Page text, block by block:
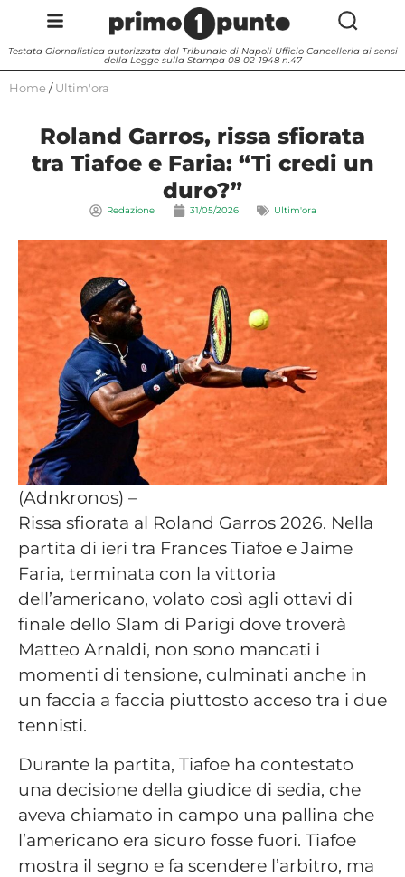
Testata Giornalistica autorizzata dal Tribunale di Napoli Ufficio Cancelleria ai sensi
della Legge sulla Stampa 08-02-1948 n.47
Home / Ultim'ora
Roland Garros, rissa sfiorata
tra Tiafoe e Faria: “Ti credi un
duro?”
Redazione 31/05/2026 Ultim'ora
(Adnkronos) –
Rissa sfiorata al Roland Garros 2026. Nella
partita di ieri tra Frances Tiafoe e Jaime
Faria, terminata con la vittoria
dell’americano, volato così agli ottavi di
finale dello Slam di Parigi dove troverà
Matteo Arnaldi, non sono mancati i
momenti di tensione, culminati anche in
un faccia a faccia piuttosto acceso tra i due
tennisti.
Durante la partita, Tiafoe ha contestato
una decisione della giudice di sedia, che
aveva chiamato in campo una pallina che
l’americano era sicuro fosse fuori. Tiafoe
mostra il segno e fa scendere l’arbitro, ma